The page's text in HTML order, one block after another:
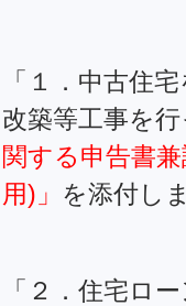
「１．中古住
改築等工事を
関する申告書
用)」 を添付し
「２．住宅ロ